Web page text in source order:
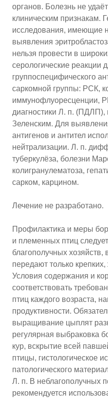
органов. Болезнь не
клиническим признакам.
исследования, имеющие
выявления
нельзя провести в
серологические реакции
группоспецифического
саркомной группы: РСК,
иммунофлуоресценции,
диагностики Л. п.
Зеленским. Для
антигенов и антител
нейтрализации. Л. п.
туберкулёза, болезни
колигранулематоза,
сарком, карцином.
Лечение не разработано.
Профилактика и меры
и племенных птиц
благополучных
передают только
Условия содержания и
соответствовать
птиц каждого возраста,
продуктивности.
выращивание цыплят
регулярная выбраковка
кур, вскрытие всей
птицы, гистологическое
патологического
Л. п. В неблагополучных
рекомендуется